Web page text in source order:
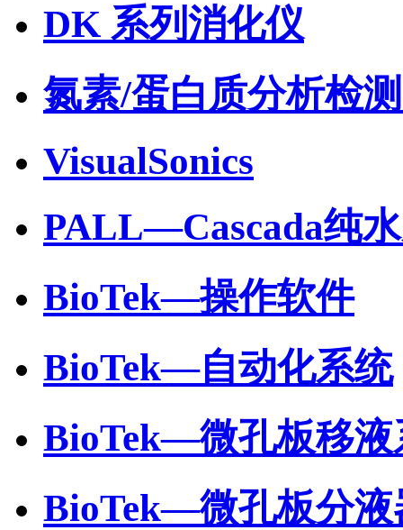
DK 系列消化仪
氮素/蛋白质分析检
VisualSonics
PALL—Cascada纯
BioTek—操作软件
BioTek—自动化系统
BioTek—微孔板移液
BioTek—微孔板分液